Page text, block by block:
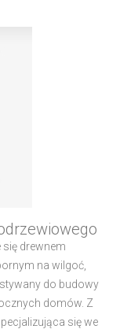
drewnem
na wilgoć,
do budowy
domów. Z
się we